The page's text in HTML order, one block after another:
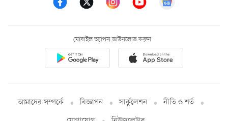
মোবাইল অ্যাপস ডাউনলোড করুন
আমাদের সম্পর্কে বিজ্ঞাপন সার্কুলেশন
নীতি ও শর্ত